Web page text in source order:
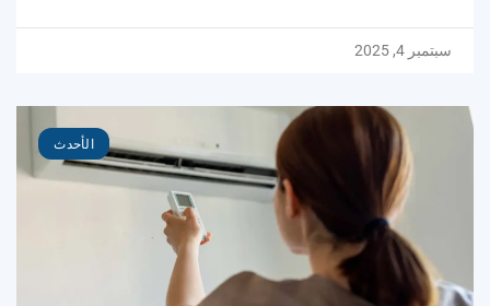
سبتمبر 4, 2025
الأحدث